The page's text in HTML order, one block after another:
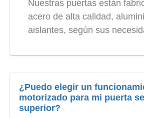
Nuestras puertas están
acero de alta calidad,
aislantes, según sus
¿Puedo elegir un
motorizado para mi puerta
superior?